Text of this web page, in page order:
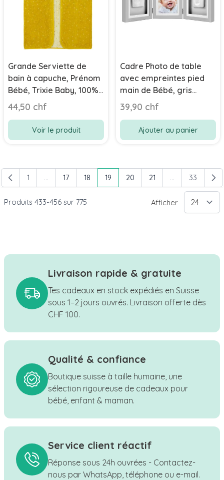
Grande Serviette de
bain à capuche, Prénom
Bébé, Trixie Baby, 100%
coton bio, 70 x 130 cm,
Lion
44,50 chf
Voir le produit
Cadre Photo de table
avec empreintes pied
main de Bébé, gris
Pearhead
39,90 chf
Ajouter au panier
Produits 433-456 sur 775
Page
1 Page
17 Page
18 Vous lisez actuellement la page
19 Page
20 Page
21 Page
33
Afficher
Livraison rapide & gratuite
Tes cadeaux en stock expédiés en Suisse
sous 1–2 jours ouvrés. Livraison offerte dès
CHF 100.
Qualité & confiance
Boutique suisse à taille humaine, une
sélection rigoureuse de cadeaux pour
bébé, enfant & maman.
Service client réactif
Réponse sous 24h ouvrées - Contactez-
nous par WhatsApp, téléphone ou e-mail.